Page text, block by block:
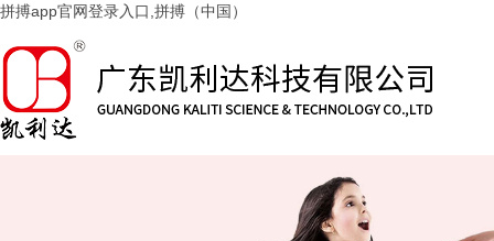
拼搏app官网登录入口,拼搏（中国）